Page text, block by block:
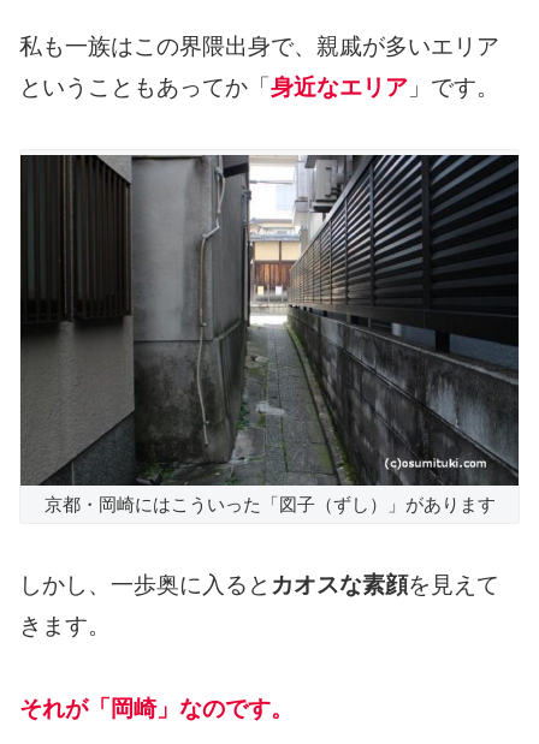
私も一族はこの界隈出身で、親戚が多いエリア
ということもあってか「身近なエリア 」です。
京都・岡崎にはこういった「図子（ずし）」があります
しかし、一歩奥に入ると カオスな素顔を見えて
きます。
それが「岡崎」なのです。